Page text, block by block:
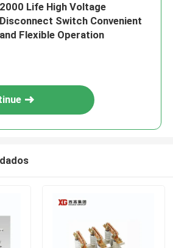
2000 Life High Voltage
Disconnect Switch Convenient
and Flexible Operation